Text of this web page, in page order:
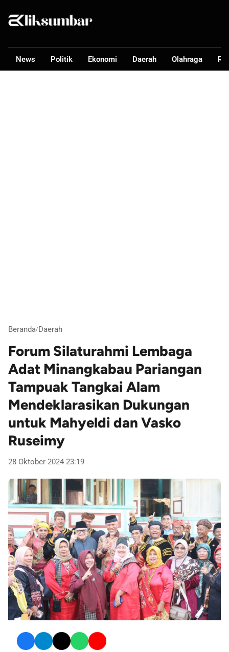
News Politik Ekonomi Daerah Olahraga
Beranda/Daerah
Forum Silaturahmi Lembaga
Adat Minangkabau Pariangan
Tampuak Tangkai Alam
Mendeklarasikan Dukungan
untuk Mahyeldi dan Vasko
Ruseimy
28 Oktober 2024 23:19